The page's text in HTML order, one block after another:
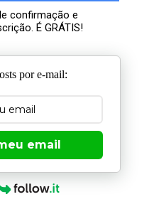
confirmação e
É GRÁTIS!
por e-mail:
email